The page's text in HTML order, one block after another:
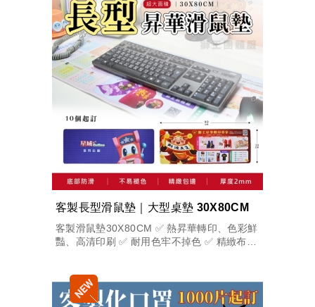
客製長型滑鼠墊｜大型桌墊 30X80CM
客製滑鼠墊30X80CM ✅ 熱昇華轉印、色彩鮮
豔、高清印刷 ✅ 耐用色牢不掉色 ✅ 精緻布料